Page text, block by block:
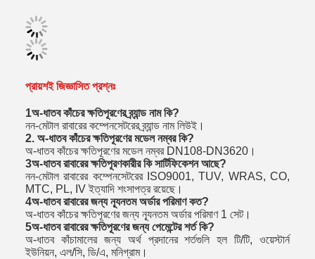
প্রায়শই জিজ্ঞাসিত প্রশ্নঃ
1অ-ধাতব কাঁচের ক্ষতিপূরণের ব্র্যান্ড নাম কি?
নন-মেটাল রাবারের কম্পেনসেটরের ব্র্যান্ড নাম লিউই।
2. অ-ধাতব কাঁচের ক্ষতিপূরণের মডেল নম্বর কি?
অ-ধাতব কাঁচের ক্ষতিপূরণের মডেল নম্বর DN108-DN3620।
3অ-ধাতব রাবারের ক্ষতিপূরণকারীর কি সার্টিফিকেশন আছে?
নন-মেটাল রাবারের কম্পেনসেটরের ISO9001, TUV, WRAS, CO,
MTC, PL, IV ইত্যাদি শংসাপত্র রয়েছে।
4অ-ধাতব রাবারের জন্য ন্যূনতম অর্ডার পরিমাণ কত?
অ-ধাতব কাঁচের ক্ষতিপূরণের জন্য ন্যূনতম অর্ডার পরিমাণ 1 সেট।
5অ-ধাতব রাবারের ক্ষতিপূরণের জন্য পেমেন্টের শর্ত কি?
অ-ধাতব কাঁচামালের জন্য অর্থ প্রদানের শর্তগুলি হল টি/টি, ওয়েস্টার্ন
ইউনিয়ন, এল/সি, ডি/এ, মনিগ্রাম।